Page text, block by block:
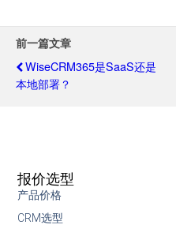
前一篇文章
WiseCRM365是SaaS还是
本地部署？
报价选型
产品价格
CRM选型